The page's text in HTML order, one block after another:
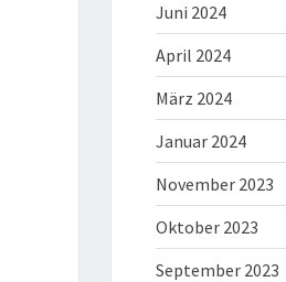
Juni 2024
April 2024
März 2024
Januar 2024
November 2023
Oktober 2023
September 2023